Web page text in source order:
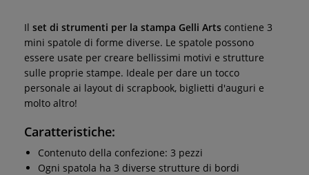
Il set di strumenti per la stampa Gelli Arts contiene 3
mini spatole di forme diverse. Le spatole possono
essere usate per creare bellissimi motivi e strutture
sulle proprie stampe. Ideale per dare un tocco
personale ai layout di scrapbook, biglietti d'auguri e
molto altro!
Caratteristiche:
Contenuto della confezione: 3 pezzi
Ogni spatola ha 3 diverse strutture di bordi